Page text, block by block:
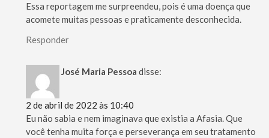
Essa reportagem me surpreendeu, pois é uma doença que
acomete muitas pessoas e praticamente desconhecida.
Responder
José Maria Pessoa disse:
2 de abril de 2022 às 10:40
Eu não sabia e nem imaginava que existia a Afasia. Que
você tenha muita força e perseverança em seu tratamento